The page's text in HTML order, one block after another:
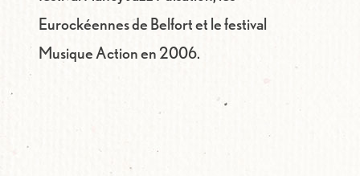
Eurockéennes de Belfort et le festival
Musique Action en 2006.